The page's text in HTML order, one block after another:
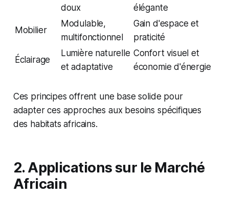
doux
élégante
Mobilier
Modulable,
multifonctionnel
Gain d'espace et
praticité
Éclairage
Lumière naturelle
et adaptative
Confort visuel et
économie d'énergie
Ces principes offrent une base solide pour
adapter ces approches aux besoins spécifiques
des habitats africains.
2. Applications sur le Marché
Africain